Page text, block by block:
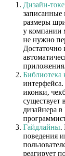
Дизайн-
записанные
размеры
у компании
не нужно
Достаточно
приложения.
Библиотека
иконки,
существует
дизайнера
Гайдлайны.
поведения
реагирует